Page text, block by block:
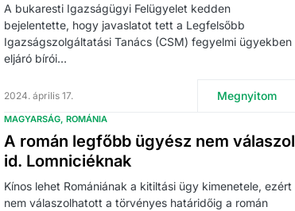
A bukaresti Igazságügyi Felügyelet kedden
bejelentette, hogy javaslatot tett a Legfelsőbb
Igazságszolgáltatási Tanács (CSM) fegyelmi ügyekben
eljáró bírói…
2024. április 17. Megnyitom
MAGYARSÁG ROMÁNIA
A román legfőbb ügyész nem válaszol
id. Lomniciéknak
Kínos lehet Romániának a kitiltási ügy kimenetele, ezért
nem válaszolhatott a törvényes határidőig a román